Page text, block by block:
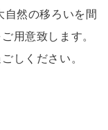
然の移ろいを間
用意致します。
しください。